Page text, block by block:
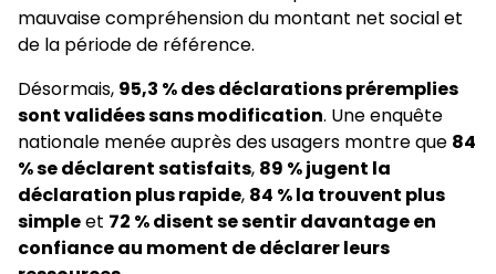
mauvaise compréhension du montant net social et
de la période de référence.
Désormais, 95,3 % des déclarations préremplies
sont validées sans modification. Une enquête
nationale menée auprès des usagers montre que 84
% se déclarent satisfaits, 89 % jugent la
déclaration plus rapide, 84 % la trouvent plus
simpleet 72 % disent se sentir davantage en
confiance au moment de déclarer leurs